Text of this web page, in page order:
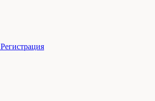
Регистрация